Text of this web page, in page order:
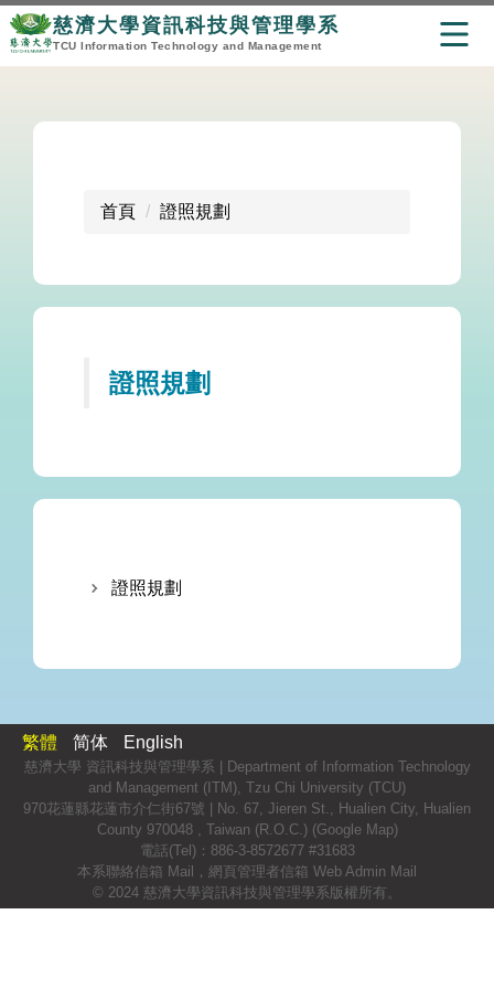
慈濟大學資訊科技與管理學系
TCU Information Technology and Management
首頁 證照規劃
證照規劃
證照規劃
繁體 简体 English
慈濟大學 資訊科技與管理學系 | Department of Information Technology
and Management (ITM), Tzu Chi University (TCU)
970花蓮縣花蓮市介仁街67號 | No. 67, Jieren St., Hualien City, Hualien
County 970048 , Taiwan (R.O.C.) (Google Map)
電話(Tel)：886-3-8572677 #31683
本系聯絡信箱 Mail
， 網頁管理者信箱 Web Admin Mail
© 2024 慈濟大學資訊科技與管理學系版權所有。